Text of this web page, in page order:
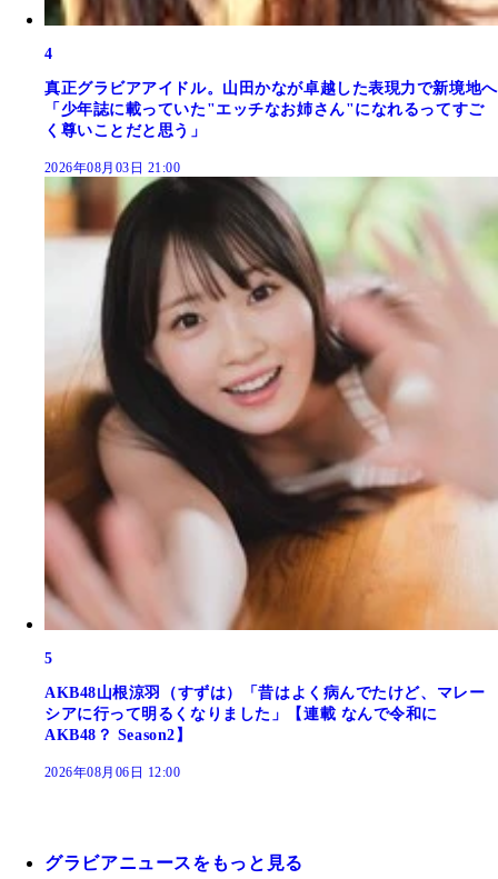
4
真正グラビアアイドル。山田かなが卓越した表現力で新境地へ
「少年誌に載っていた"エッチなお姉さん"になれるってすご
く尊いことだと思う」
2026年08月03日 21:00
5
AKB48山根涼羽（すずは）「昔はよく病んでたけど、マレー
シアに行って明るくなりました」【連載 なんで令和に
AKB48？ Season2】
2026年08月06日 12:00
グラビアニュースをもっと見る